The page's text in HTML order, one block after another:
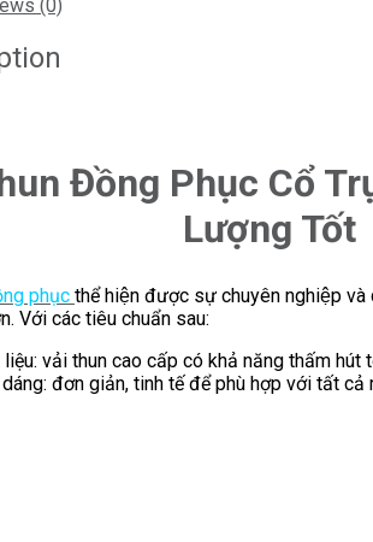
(0)
Đồng Phục Cổ
Lượng Tốt
phục thể hiện được sự chuyên nghiệp
Với các tiêu chuẩn sau:
liệu: vải thun cao cấp có khả năng thấm hút
đơn giản, tinh tế để phù hợp với tất cả